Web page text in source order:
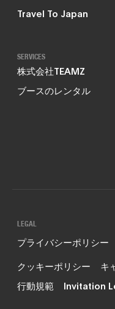
Travel To Japan
SERVICES
株式会社TEAMZ
ブースのレンタル
LEGAL
プライバシーポリシー
クッキーポリシー
キ
行動規範
Invitation